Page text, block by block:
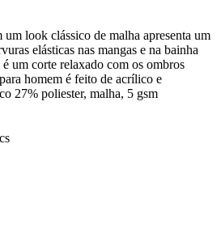
look clássico de malha apresenta um
elásticas nas mangas e na bainha
um corte relaxado com os ombros
homem é feito de acrílico e
27% poliester, malha, 5 gsm